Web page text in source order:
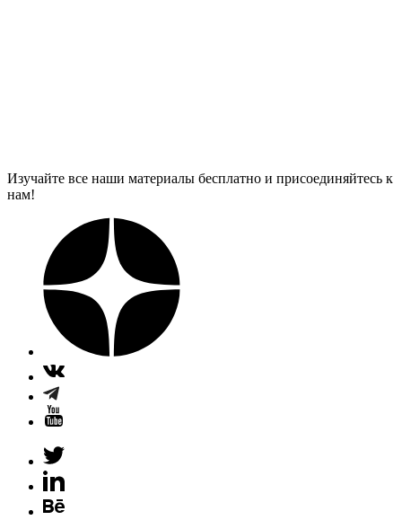
Изучайте все наши материалы бесплатно и присоединяйтесь к
нам!